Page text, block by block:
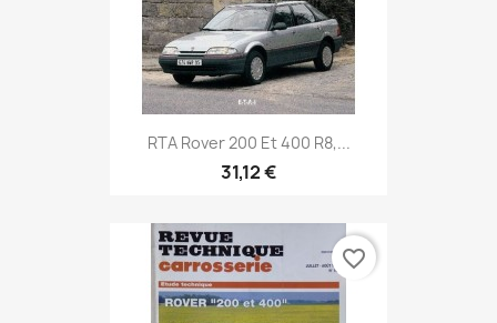
RTA Rover 200 Et 400 R8,...
31,12 €
favorite_border